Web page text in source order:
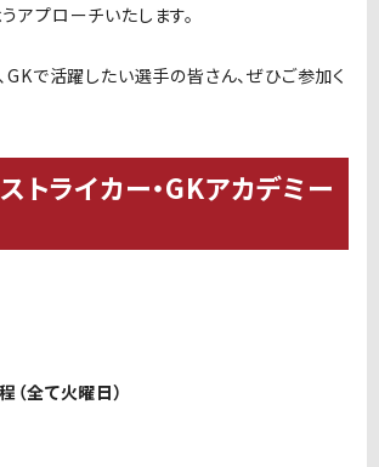
アプローチいたします。
GKで活躍したい選手の皆さん、ぜひご参加く
トライカー・GKアカデミー
全て火曜日）